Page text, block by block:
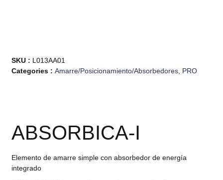
SKU : L013AA01
Categories :Amarre/Posicionamiento/Absorbedores, PRO
ABSORBICA-I
Elemento de amarre simple con absorbedor de energía
integrado